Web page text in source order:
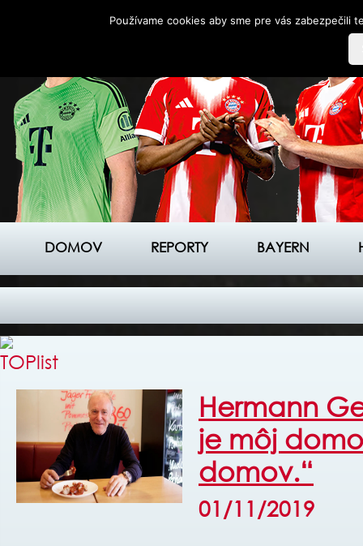
DOMOV REPORTY BAYERN
Hermann
je môj
domov.“
01/11/2019
Používame cookies aby sme pre vás zabezpečili